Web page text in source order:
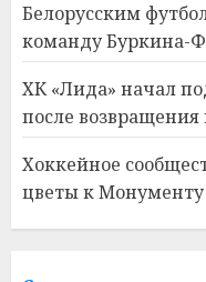
Белорусским
команду Буркина-
ХК «Лида» начал
после
Хоккейное
цветы к